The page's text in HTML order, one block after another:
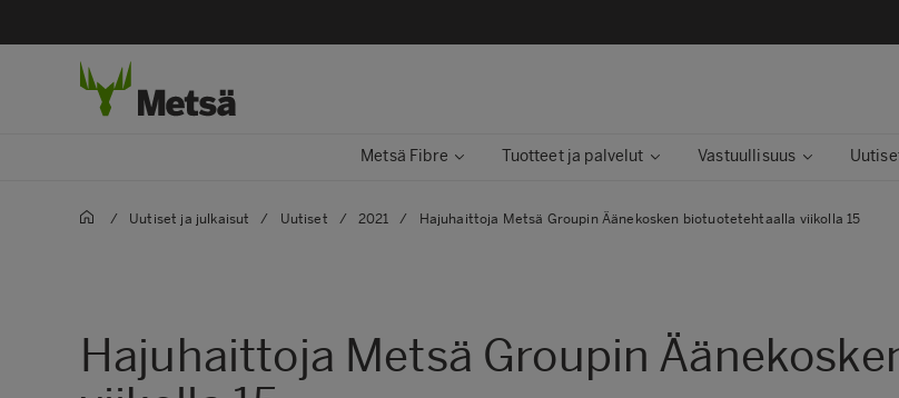
Metsä Fibre Tuotteet ja palvelut Vastuullisuus
/ Uutiset ja julkaisut / Uutiset / 2021 / Hajuhaittoja Metsä Groupin Äänekosken biotuotetehtaalla viikolla 15
Hajuhaittoja Metsä Groupin